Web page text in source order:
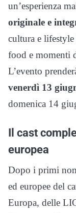
un’esperienza
originale e
cultura e
food e momenti
L’evento
venerdì 13
domenica 14
Il cast
europea
Dopo i primi
ed europee del
Europa, delle